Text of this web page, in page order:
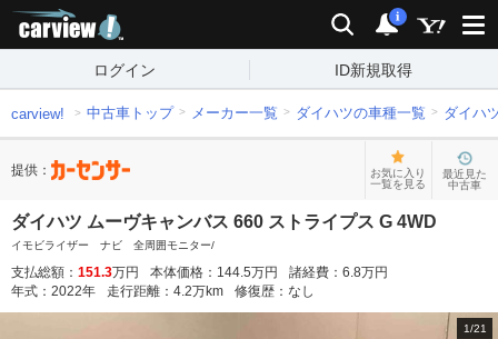
検索 通知
i
ログイン ID新規取得
carview! 中古車トップ メーカー一覧 ダイハツの車種一覧 ダイハ
提供：
お気に入り
一覧を見る
最近見た
中古車
ダイハツ ムーヴキャンバス 660 ストライプス G 4WD
イモビライザー ナビ 全周囲モニター/
支払総額： 151.3万円 本体価格： 144.5万円 諸経費： 6.8万円
年式： 2022年 走行距離： 4.2万km 修復歴： なし
1/21